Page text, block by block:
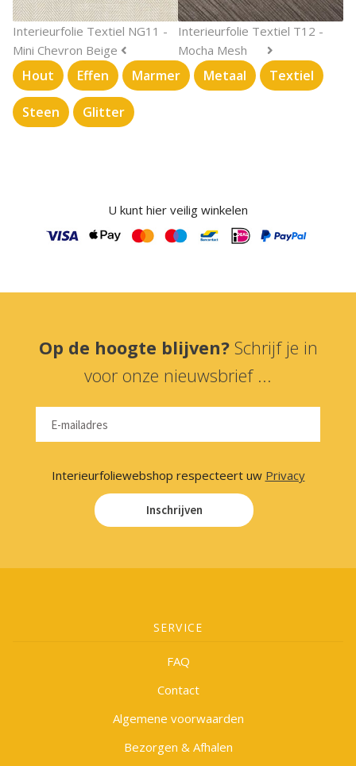
Interieurfolie Textiel NG11 -
Mini Chevron Beige
Interieurfolie Textiel T12 -
Mocha Mesh
Hout Effen Marmer Metaal Textiel
Steen Glitter
U kunt hier veilig winkelen
Op de hoogte blijven? Schrijf je in
voor onze nieuwsbrief ...
Interieurfoliewebshop respecteert uw Privacy
Inschrijven
SERVICE
FAQ
Contact
Algemene voorwaarden
Bezorgen & Afhalen